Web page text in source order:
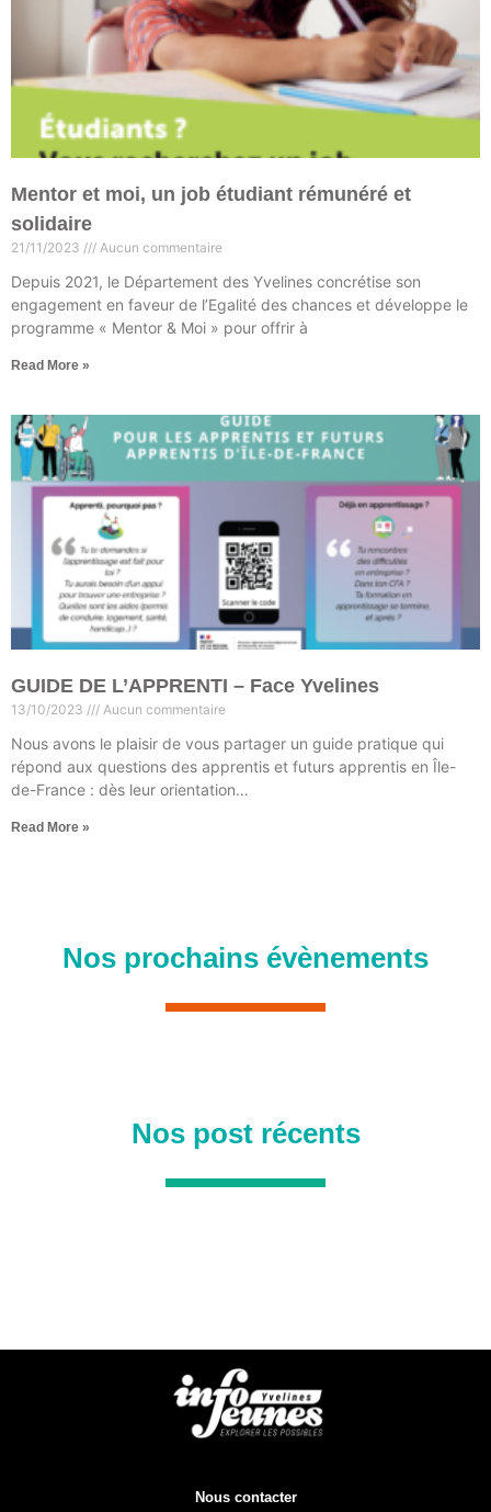
Mentor et moi, un job étudiant rémunéré et
solidaire
21/11/2023 Aucun commentaire
Depuis 2021, le Département des Yvelines concrétise son
engagement en faveur de l’Egalité des chances et développe le
programme « Mentor & Moi » pour offrir à
Read More »
GUIDE DE L’APPRENTI – Face Yvelines
13/10/2023 Aucun commentaire
Nous avons le plaisir de vous partager un guide pratique qui
répond aux questions des apprentis et futurs apprentis en Île-
de-France : dès leur orientation…
Read More »
Nos prochains évènements
Nos post récents
Nous contacter